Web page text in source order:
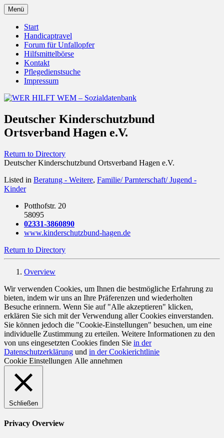
Zum
Inhalt
springen
WER HILFT WEM –
Sozialdatenbank
Menü
Start
Handicaptravel
Forum für Unfallopfer
Hilfsmittelbörse
Kontakt
Pflegedienstsuche
Impressum
Deutscher Kinderschutzbund
Ortsverband Hagen e.V.
Return to Directory
Deutscher Kinderschutzbund Ortsverband Hagen e.V.
Listed in Beratung - Weitere, Familie/ Parnterschaft/ Jugend -
Kinder
Potthofstr. 20
58095
02331-3860890
www.kinderschutzbund-hagen.de
Return to Directory
Overview
Wir verwenden Cookies, um Ihnen die bestmögliche Erfahrung zu
bieten, indem wir uns an Ihre Präferenzen und wiederholten
Besuche erinnern. Wenn Sie auf "Alle akzeptieren" klicken,
erklären Sie sich mit der Verwendung aller Cookies einverstanden.
Sie können jedoch die "Cookie-Einstellungen" besuchen, um eine
individuelle Zustimmung zu erteilen. Weitere Informationen zu den
von uns eingesetzten Cookies finden Sie in der
Datenschutzerklärung und in der Cookierichtlinie
Cookie Einstellungen Alle annehmen
Schließen
Privacy Overview